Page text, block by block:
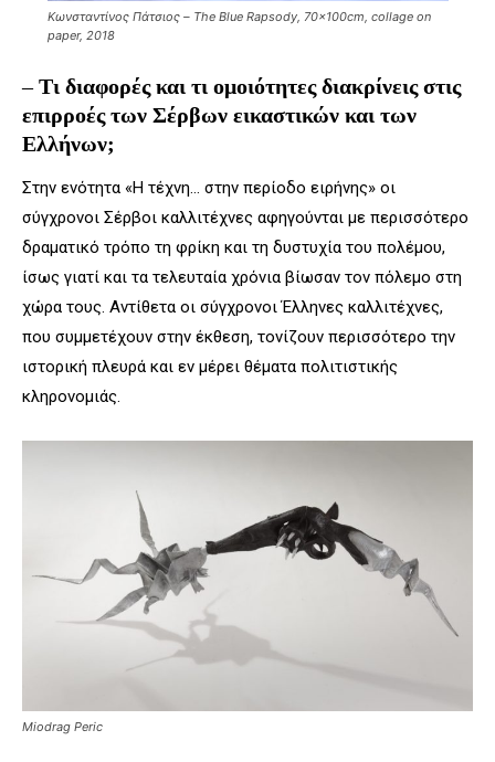
Κωνσταντίνος Πάτσιος – The Blue Rapsody, 70x100cm, collage on
paper, 2018
–Τι διαφορές και τι ομοιότητες διακρίνεις στις
επιρροές των Σέρβων εικαστικών και των
Ελλήνων;
Στην ενότητα «Η τέχνη… στην περίοδο ειρήνης» οι
σύγχρονοι Σέρβοι καλλιτέχνες αφηγούνται με περισσότερο
δραματικό τρόπο τη φρίκη και τη δυστυχία του πολέμου,
ίσως γιατί και τα τελευταία χρόνια βίωσαν τον πόλεμο στη
χώρα τους. Αντίθετα οι σύγχρονοι Έλληνες καλλιτέχνες,
που συμμετέχουν στην έκθεση, τονίζουν περισσότερο την
ιστορική πλευρά και εν μέρει θέματα πολιτιστικής
κληρονομιάς.
Miodrag Peric